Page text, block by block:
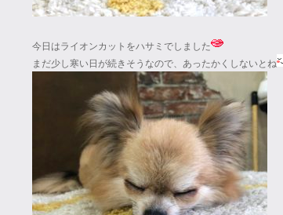
今日はライオンカットをハサミでしました
まだ少し寒い日が続きそうなので、あったかくしないとね